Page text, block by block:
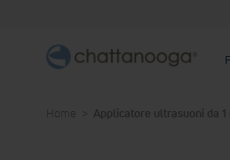
Home Applicatore ultrasuoni da